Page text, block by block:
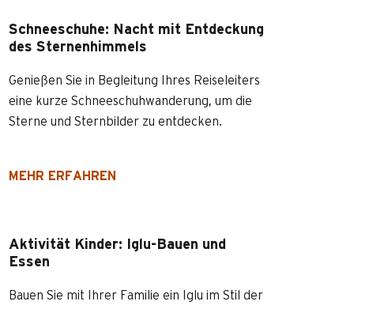
Schneeschuhe: Nacht mit Entdeckung
des Sternenhimmels
Genießen Sie in Begleitung Ihres Reiseleiters
eine kurze Schneeschuhwanderung, um die
Sterne und Sternbilder zu entdecken.
MEHR ERFAHREN
Aktivität Kinder: Iglu-Bauen und
Essen
Bauen Sie mit Ihrer Familie ein Iglu im Stil der